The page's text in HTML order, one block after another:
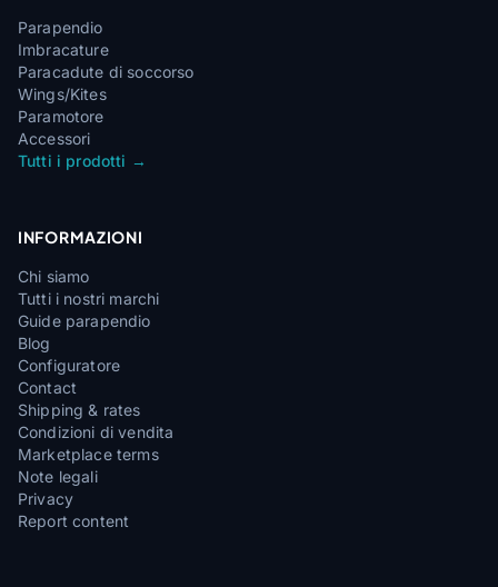
Parapendio
Imbracature
Paracadute di soccorso
Wings/Kites
Paramotore
Accessori
Tutti i prodotti →
INFORMAZIONI
Chi siamo
Tutti i nostri marchi
Guide parapendio
Blog
Configuratore
Contact
Shipping & rates
Condizioni di vendita
Marketplace terms
Note legali
Privacy
Report content